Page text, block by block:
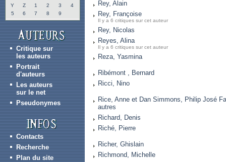
Y
Z 1 2 3
4
5
6 7 8 9
Critique sur
les auteurs
Portrait
d'auteurs
Les auteurs
sur le net
Pseudonymes
Contacts
Recherche
Plan du site
Rey, Alain
Rey, Françoise
Il y a 6 critiques sur cet auteur
Rey, Nicolas
Reyes, Alina
Il y a 6 critiques sur cet auteur
Reza, Yasmina
Ribémont , Bernard
Ricci, Nino
Rice, Anne et Dan Simmons, Philip José
autres
Richard, Denis
Riché, Pierre
Richer, Ghislain
Richmond, Michelle